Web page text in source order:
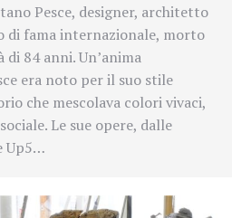
Pesce, designer, architetto
di fama internazionale, morto
di 84 anni. Un’anima
era noto per il suo stile
che mescolava colori vivaci,
Le sue opere, dalle
Up5…